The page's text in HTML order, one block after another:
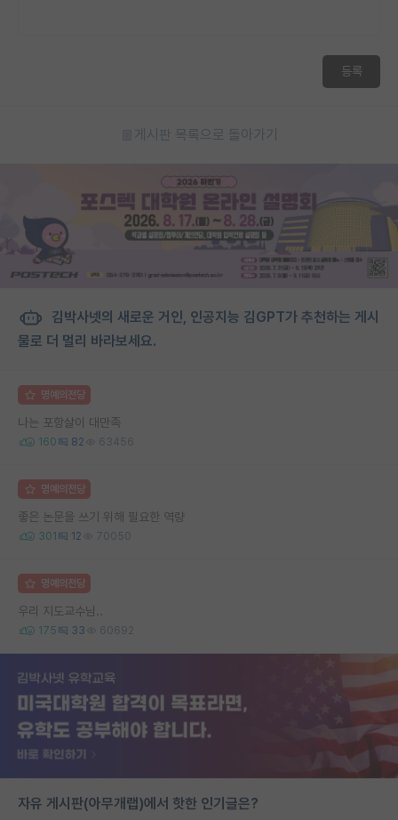
등록
게시판 목록으로 돌아가기
김박사넷의 새로운 거인, 인공지능 김GPT가 추천하는 게시
물로 더 멀리 바라보세요.
명예의전당
나는 포항살이 대만족
160 82 63456
명예의전당
좋은 논문을 쓰기 위해 필요한 역량
301 12 70050
명예의전당
우리 지도교수님..
175 33 60692
자유 게시판(아무개랩)에서 핫한 인기글은?